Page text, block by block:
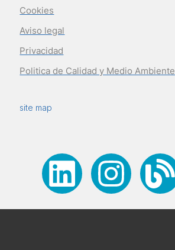
Cookies
Aviso legal
Privacidad
Politica de Calidad y Medio Ambiente
site map